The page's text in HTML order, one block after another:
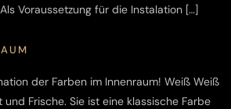
Voraussetzung für die Instalation […]
der Farben im Innenraum! Weiß Weiß
Frische. Sie ist eine klassische Farbe